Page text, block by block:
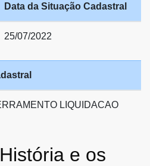
Data da Situação Cadastral
25/07/2022
LIQUIDACAO
e os